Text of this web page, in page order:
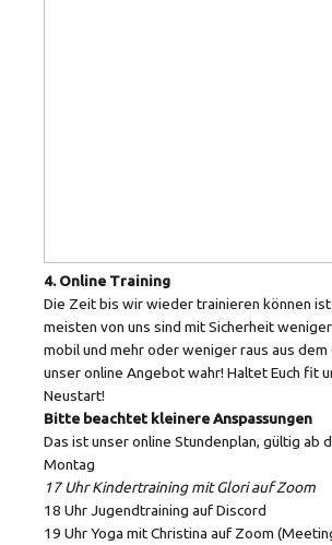
4. Online Training
Die Zeit bis wir wieder trainieren können ist
meisten von uns sind mit Sicherheit
mobil und mehr oder weniger raus aus dem
unser online Angebot wahr! Haltet Euch fit
Neustart!
Bitte beachtet kleinere Anspassungen
Das ist unser online Stundenplan, gültig ab
Montag
17 Uhr Kindertraining mit Glori auf Zoom
18 Uhr Jugendtraining auf Discord
19 Uhr Yoga mit Christina auf Zoom